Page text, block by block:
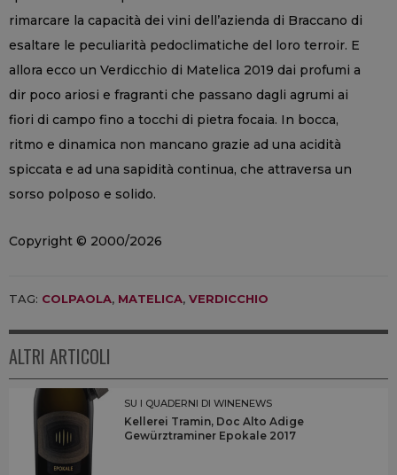
rimarcare la capacità dei vini dell’azienda di Braccano di
esaltare le peculiarità pedoclimatiche del loro terroir. E
allora ecco un Verdicchio di Matelica 2019 dai profumi a
dir poco ariosi e fragranti che passano dagli agrumi ai
fiori di campo fino a tocchi di pietra focaia. In bocca,
ritmo e dinamica non mancano grazie ad una acidità
spiccata e ad una sapidità continua, che attraversa un
sorso polposo e solido.
Copyright © 2000/2026
TAG: COLPAOLA, MATELICA, VERDICCHIO
ALTRI ARTICOLI
SU I QUADERNI DI WINENEWS
Kellerei Tramin, Doc Alto Adige
Gewürztraminer Epokale 2017